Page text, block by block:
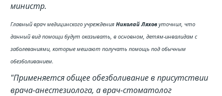
министр.
Главный врач медицинского учреждения Николай Ляхов уточнил, что
данный вид помощи будут оказывать, в основном, детям-инвалидам с
заболеваниями, которые мешают получать помощь под обычным
обезболиванием.
"Применяется общее обезболивание в присутствии
врача-анестезиолога, а врач-стоматолог